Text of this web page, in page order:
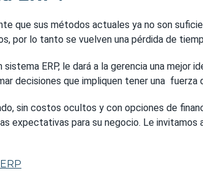
que sus métodos actuales ya no son
por lo tanto se vuelven una pérdida de
ERP, le dará a la gerencia una mejor
decisiones que impliquen tener una
sin costos ocultos y con opciones de
expectativas para su negocio. Le invitamos
ERP